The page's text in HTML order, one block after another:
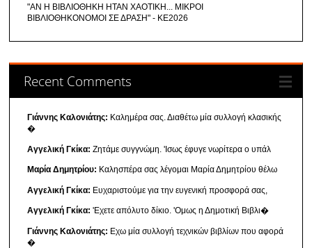
"ΑΝ Η ΒΙΒΛΙΟΘΗΚΗ ΗΤΑΝ ΧΑΟΤΙΚΗ... ΜΙΚΡΟΙ
ΒΙΒΛΙΟΘΗΚΟΝΟΜΟΙ ΣΕ ΔΡΑΣΗ" - ΚΕ2026
Recent Comments
Γιάννης Καλονιάτης: Καλημέρα σας. Διαθέτω μία συλλογή κλασικής
�
Αγγελική Γκίκα: Ζητάμε συγγνώμη. 'Ισως έφυγε νωρίτερα ο υπάλ
Μαρία Δημητρίου: Καλησπέρα σας λέγομαι Μαρία Δημητρίου θέλω
Αγγελική Γκίκα: Ευχαριστούμε για την ευγενική προσφορά σας,
Αγγελική Γκίκα: 'Εχετε απόλυτο δίκιο. 'Ομως η Δημοτική Βιβλι�
Γιάννης Καλονιάτης: Εχω μία συλλογή τεχνικών βιβλίων που αφορά
�